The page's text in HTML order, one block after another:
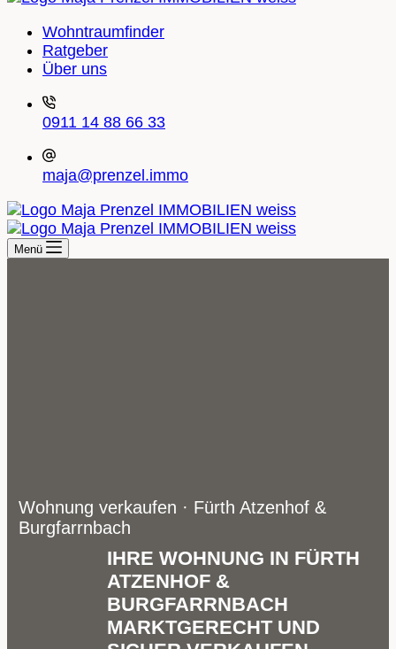
Wohntraumfinder
Ratgeber
Über uns
0911 14 88 66 33
maja@prenzel.immo
Menü
Wohnung verkaufen · Fürth Atzenhof &
Burgfarrnbach
IHRE WOHNUNG IN FÜRTH
ATZENHOF &
BURGFARRNBACH
MARKTGERECHT UND